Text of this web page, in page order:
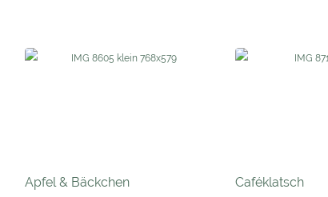
Apfel & Bäckchen Caféklatsch